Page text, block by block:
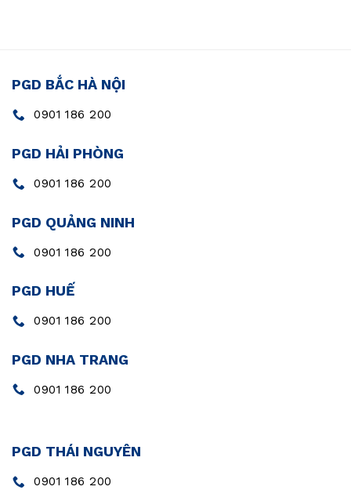
PGD BẮC HÀ NỘI
0901 186 200
PGD HẢI PHÒNG
0901 186 200
PGD QUẢNG NINH
0901 186 200
PGD HUẾ
0901 186 200
PGD NHA TRANG
0901 186 200
PGD THÁI NGUYÊN
0901 186 200